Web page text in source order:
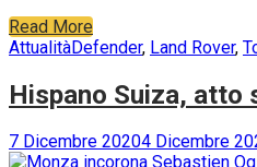
Read More
AttualitàDefender, Land Rover,
Hispano Suiza, atto
7 Dicembre 20204 Dicembre